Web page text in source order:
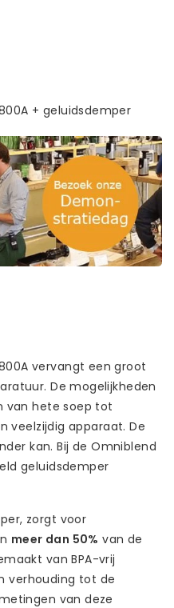
+ geluidsdemper
vervangt een groot
De mogelijkheden
van hete soep tot
veelzijdig apparaat. De
kan. Bij de Omniblend
geluidsdemper
zorgt voor
meer dan 50% van de
van BPA-vrij
verhouding tot de
van deze